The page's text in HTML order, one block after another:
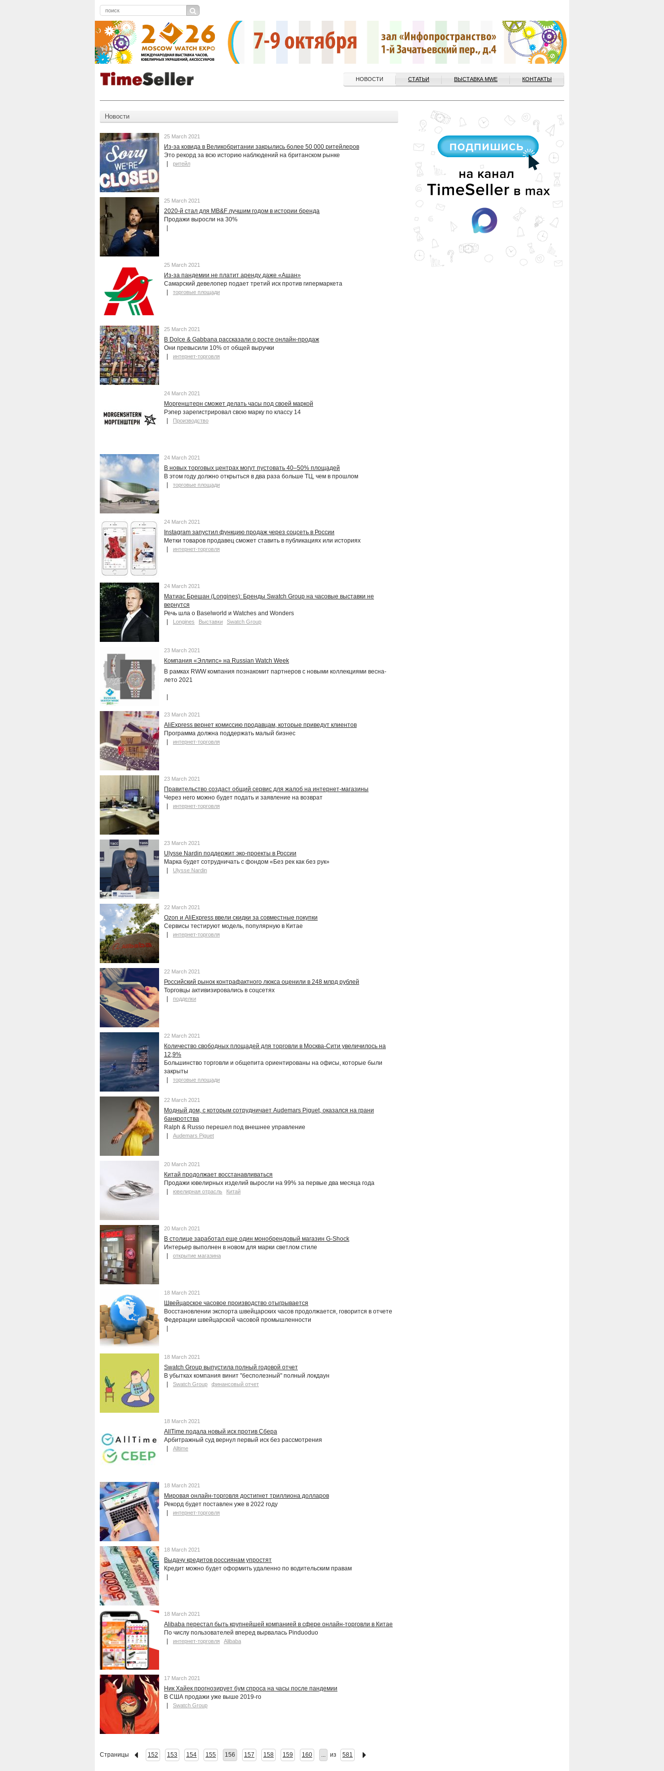
НОВОСТИ СТАТЬИ ВЫСТАВКА MWE КОНТАКТЫ
Новости
25 March 2021
Из-за ковида в Великобритании закрылись более 50 000 ритейлеров
Это рекорд за всю историю наблюдений на британском рынке
ритейл
25 March 2021
2020-й стал для MB&F лучшим годом в истории бренда
Продажи выросли на 30%
25 March 2021
Из-за пандемии не платит аренду даже «Ашан»
Самарский девелопер подает третий иск против гипермаркета
торговые площади
25 March 2021
В Dolce & Gabbana рассказали о росте онлайн-продаж
Они превысили 10% от общей выручки
интернет-торговля
24 March 2021
Моргенштерн сможет делать часы под своей маркой
Рэпер зарегистрировал свою марку по классу 14
Производство
24 March 2021
В новых торговых центрах могут пустовать 40–50% площадей
В этом году должно открыться в два раза больше ТЦ, чем в прошлом
торговые площади
24 March 2021
Instagram запустил функцию продаж через соцсеть в России
Метки товаров продавец сможет ставить в публикациях или историях
интернет-торговля
24 March 2021
Матиас Брешан (Longines): Бренды Swatch Group на часовые выставки не
вернутся
Речь шла о Baselworld и Watches and Wonders
Longines Выставки Swatch Group
23 March 2021
Компания «Эллипс» на Russian Watch Week
В рамках RWW компания познакомит партнеров с новыми коллекциями весна-
лето 2021
23 March 2021
AliExpress вернет комиссию продавцам, которые приведут клиентов
Программа должна поддержать малый бизнес
интернет-торговля
23 March 2021
Правительство создаст общий сервис для жалоб на интернет-магазины
Через него можно будет подать и заявление на возврат
интернет-торговля
23 March 2021
Ulysse Nardin поддержит эко-проекты в России
Марка будет сотрудничать с фондом «Без рек как без рук»
Ulysse Nardin
22 March 2021
Ozon и AliExpress ввели скидки за совместные покупки
Сервисы тестируют модель, популярную в Китае
интернет-торговля
22 March 2021
Российский рынок контрафактного люкса оценили в 248 млрд рублей
Торговцы активизировались в соцсетях
подделки
22 March 2021
Количество свободных площадей для торговли в Москва-Сити увеличилось на
12,9%
Большинство торговли и общепита ориентированы на офисы, которые были
закрыты
торговые площади
22 March 2021
Модный дом, с которым сотрудничает Audemars Piguet, оказался на грани
банкротства
Ralph & Russo перешел под внешнее управление
Audemars Piguet
20 March 2021
Китай продолжает восстанавливаться
Продажи ювелирных изделий выросли на 99% за первые два месяца года
ювелирная отрасль Китай
20 March 2021
В столице заработал еще один монобрендовый магазин G-Shock
Интерьер выполнен в новом для марки светлом стиле
открытие магазина
18 March 2021
Швейцарское часовое производство отыгрывается
Восстановлении экспорта швейцарских часов продолжается, говорится в отчете
Федерации швейцарской часовой промышленности
18 March 2021
Swatch Group выпустила полный годовой отчет
В убытках компания винит "бесполезный" полный локдаун
Swatch Group финансовый отчет
18 March 2021
AllTime подала новый иск против Сбера
Арбитражный суд вернул первый иск без рассмотрения
Alltime
18 March 2021
Мировая онлайн-торговля достигнет триллиона долларов
Рекорд будет поставлен уже в 2022 году
интернет-торговля
18 March 2021
Выдачу кредитов россиянам упростят
Кредит можно будет оформить удаленно по водительским правам
18 March 2021
Alibaba перестал быть крупнейшей компанией в сфере онлайн-торговли в Китае
По числу пользователей вперед вырвалась Pinduoduo
интернет-торговля Alibaba
17 March 2021
Ник Хайек прогнозирует бум спроса на часы после пандемии
В США продажи уже выше 2019-го
Swatch Group
Страницы 152 153 154 155 156 157 158 159 160 ... из 581